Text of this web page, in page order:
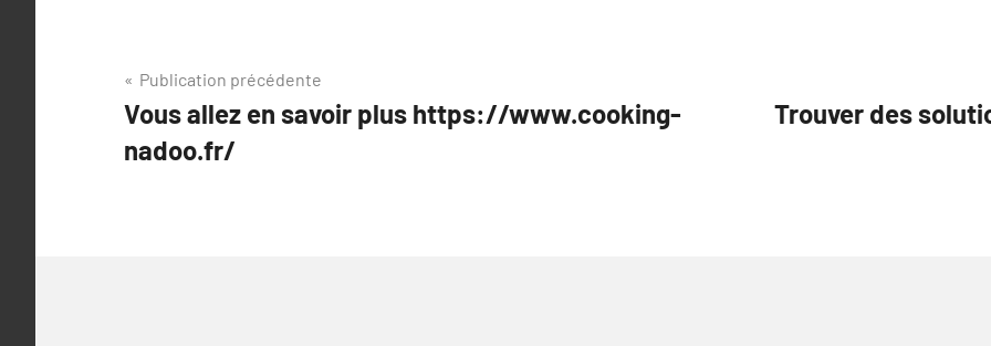
Navigation
de
l’article
Publication précédente
Vous allez en savoir plus https://www.cooking-
nadoo.fr/
Trouver des